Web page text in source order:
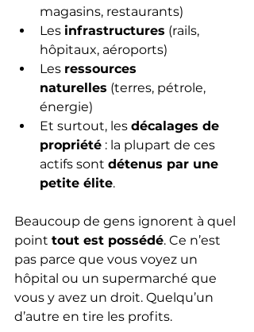
magasins, restaurants)
Les infrastructures (rails,
hôpitaux, aéroports)
Les ressources
naturelles (terres, pétrole,
énergie)
Et surtout, les décalages de
propriété : la plupart de ces
actifs sont détenus par une
petite élite.
Beaucoup de gens ignorent à quel
point tout est possédé. Ce n’est
pas parce que vous voyez un
hôpital ou un supermarché que
vous y avez un droit. Quelqu’un
d’autre en tire les profits.